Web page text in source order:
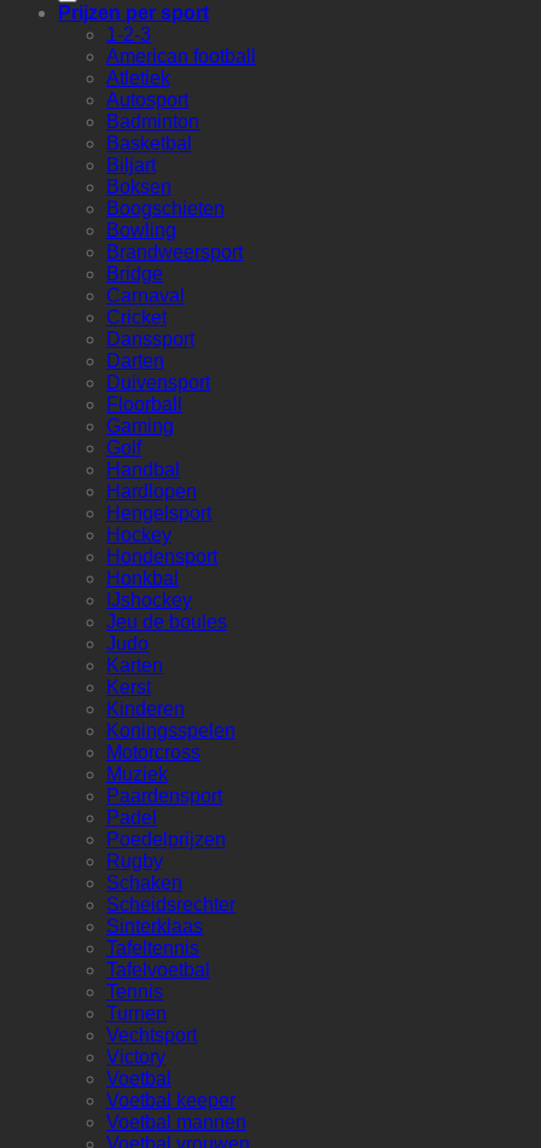
Prijzen per sport
1-2-3
American football
Atletiek
Autosport
Badminton
Basketbal
Biljart
Boksen
Boogschieten
Bowling
Brandweersport
Bridge
Carnaval
Cricket
Danssport
Darten
Duivensport
Floorball
Gaming
Golf
Handbal
Hardlopen
Hengelsport
Hockey
Hondensport
Honkbal
IJshockey
Jeu de boules
Judo
Karten
Kerst
Kinderen
Koningsspelen
Motorcross
Muziek
Paardensport
Padel
Poedelprijzen
Rugby
Schaken
Scheidsrechter
Sinterklaas
Tafeltennis
Tafelvoetbal
Tennis
Turnen
Vechtsport
Victory
Voetbal
Voetbal keeper
Voetbal mannen
Voetbal vrouwen